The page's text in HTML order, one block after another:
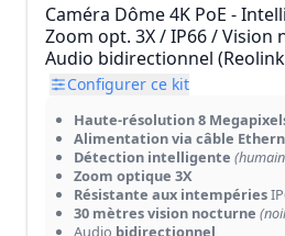
Caméra Dôme 4K PoE -
Zoom opt. 3X / IP66 / Vision
Audio bidirectionnel
Configurer ce kit
Haute-résolution 8
Alimentation via câble
Détection intelligente
Zoom optique 3X
Résistante aux intempéries
30 mètres vision nocturne
Audio bidirectionnel